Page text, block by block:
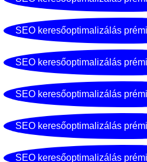
SEO keresőoptimalizálás
SEO keresőoptimalizálás
SEO keresőoptimalizálás
SEO keresőoptimalizálás
SEO keresőoptimalizálás